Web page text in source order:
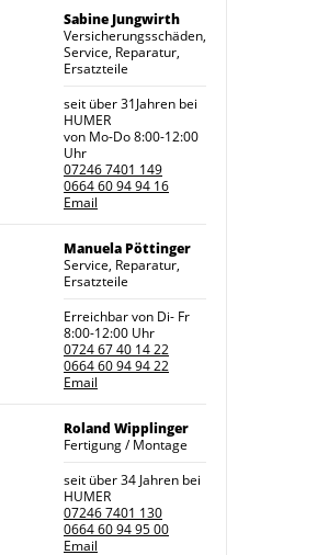
Sabine Jungwirth
Versicherungsschäden,
Service, Reparatur,
Ersatzteile
seit über 31Jahren bei
HUMER
von Mo-Do 8:00-12:00
Uhr
07246 7401 149
0664 60 94 94 16
Email
Manuela Pöttinger
Service, Reparatur,
Ersatzteile
Erreichbar von Di- Fr
8:00-12:00 Uhr
0724 67 40 14 22
0664 60 94 94 22
Email
Roland Wipplinger
Fertigung / Montage
seit über 34 Jahren bei
HUMER
07246 7401 130
0664 60 94 95 00
Email